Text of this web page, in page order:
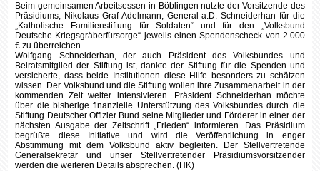
Beim gemeinsamen Arbeitsessen in Böblingen nutzte der Vorsitzende des
Präsidiums, Nikolaus Graf Adelmann, General a.D. Schneiderhan für die
„Katholische Familienstiftung für Soldaten“ und für den „Volksbund
Deutsche Kriegsgräberfürsorge“ jeweils einen Spendenscheck von 2.000
€ zu überreichen.
Wolfgang Schneiderhan, der auch Präsident des Volksbundes und
Beiratsmitglied der Stiftung ist, dankte der Stiftung für die Spenden und
versicherte, dass beide Institutionen diese Hilfe besonders zu schätzen
wissen. Der Volksbund und die Stiftung wollen ihre Zusammenarbeit in der
kommenden Zeit weiter intensivieren. Präsident Schneiderhan möchte
über die bisherige finanzielle Unterstützung des Volksbundes durch die
Stiftung Deutscher Offizier Bund seine Mitglieder und Förderer in einer der
nächsten Ausgabe der Zeitschrift „Frieden“ informieren. Das Präsidium
begrüßte diese Initiative und wird die Veröffentlichung in enger
Abstimmung mit dem Volksbund aktiv begleiten. Der Stellvertretende
Generalsekretär und unser Stellvertretender Präsidiumsvorsitzender
werden die weiteren Details absprechen. (HK)